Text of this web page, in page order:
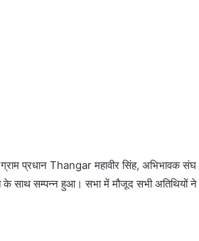
प्रधान Thangar महावीर सिंह, अभिभावक संघ
के साथ सम्पन्न हुआ। सभा में मौजूद सभी अतिथियों ने